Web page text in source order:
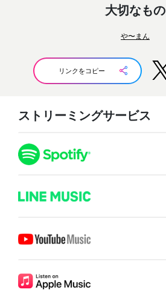
大切なもの
や〜まん
リンクをコピー
ストリーミングサービス